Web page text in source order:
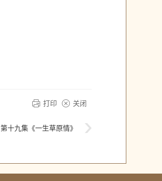
打印 关闭
第十九集《一生草原情》